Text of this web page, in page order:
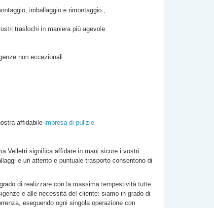
imballaggio e rimontaggio ,
traslochi in maniera più agevole
non eccezionali
affidabile impresa di pulizie
Velletri significa affidare in mani sicure i vostri
e un attento e puntuale trasporto consentono di
di realizzare con la massima tempestività tutte
e alle necessità del cliente: siamo in grado di
eseguendo ogni singola operazione con